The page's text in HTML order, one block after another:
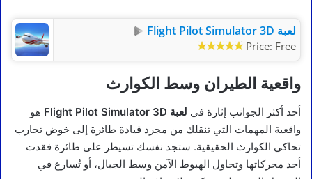
لعبة Flight Pilot Simulator 3D
Price: Free
واقعية الطيران وسط الكوارث
أحد أكثر الجوانب إثارة في لعبة Flight Pilot Simulator 3D
هو
واقعية المهمات التي تنقلك من مجرد قيادة طائرة إلى خوض تجارب
تحاكي الكوارث الحقيقية. ستجد نفسك تسيطر على طائرة فقدت
أحد محركاتها وتحاول الهبوط الآمن وسط الجبال، أو تُسارع في